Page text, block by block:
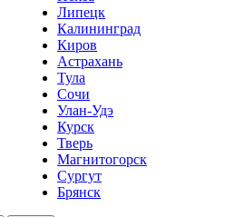
Липецк
Калининград
Киров
Астрахань
Тула
Сочи
Улан-Удэ
Курск
Тверь
Магнитогорск
Сургут
Брянск